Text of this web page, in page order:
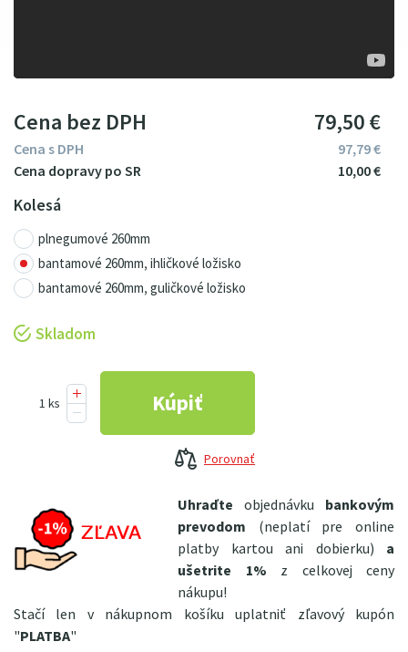
Uhraďte objednávku bankovým
prevodom (neplatí pre online
platby kartou ani dobierku) a
ušetrite 1% z celkovej ceny
nákupu!
Stačí len v nákupnom košíku uplatniť zľavový kupón
"PLATBA"
Skladom
Kolesá
plnegumové 260mm
bantamové 260mm, ihličkové ložisko
bantamové 260mm, guličkové ložisko
Cena bez DPH 79 50€
Cena s DPH 97 79€
10 00€
Porovnať